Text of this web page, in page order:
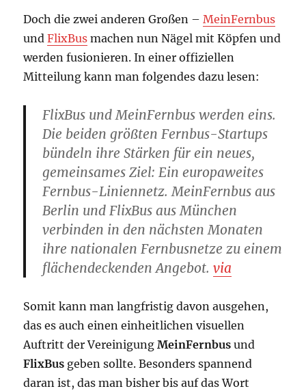
Doch die zwei anderen Großen –MeinFernbus
undFlixBus machen nun Nägel mit Köpfen und
werden fusionieren. In einer offiziellen
Mitteilung kann man folgendes dazu lesen:
FlixBus und MeinFernbus werden eins.
Die beiden größten Fernbus-Startups
bündeln ihre Stärken für ein neues,
gemeinsames Ziel: Ein europaweites
Fernbus-Liniennetz. MeinFernbus aus
Berlin und FlixBus aus München
verbinden in den nächsten Monaten
ihre nationalen Fernbusnetze zu einem
flächendeckenden Angebot.via
Somit kann man langfristig davon ausgehen,
das es auch einen einheitlichen visuellen
Auftritt der VereinigungMeinFernbus und
FlixBus geben sollte. Besonders spannend
daran ist, das man bisher bis auf das Wort